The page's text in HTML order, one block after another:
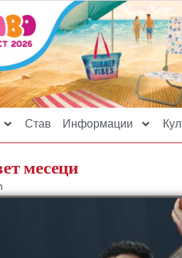
Став Информации
месеци